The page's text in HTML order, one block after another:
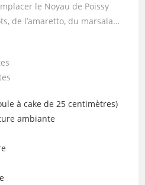
le Noyau de Poissy
de l’amaretto, du marsala…
à cake de 25 centimètres)
ambiante